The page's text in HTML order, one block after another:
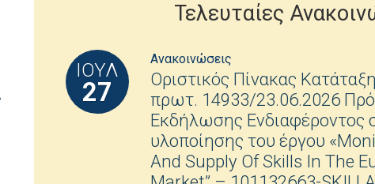
Τελευταίες
ΙΟΎΛ
27
Ανακοινώσεις
Οριστικός Πίνακας
πρωτ. 14933/23.06.2026
Εκδήλωσης Ενδιαφέροντος
υλοποίησης του έργου
And Supply Of Skills In The